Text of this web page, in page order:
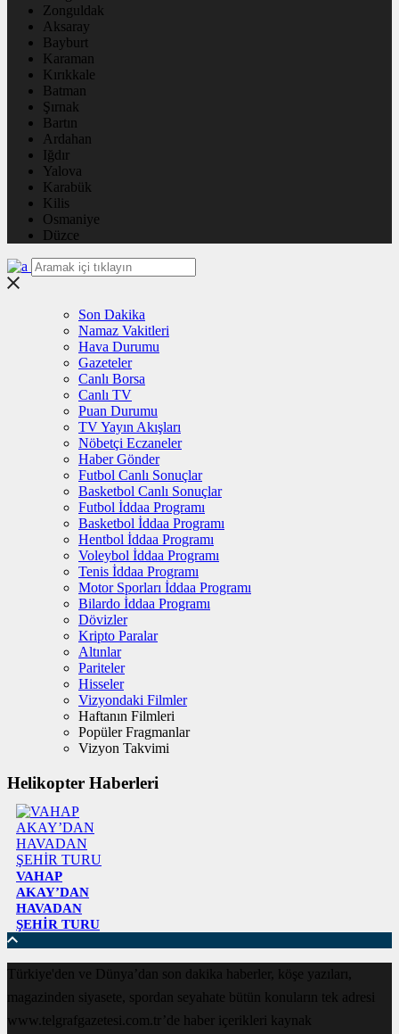
Zonguldak
Aksaray
Bayburt
Karaman
Kırıkkale
Batman
Şırnak
Bartın
Ardahan
Iğdır
Yalova
Karabük
Kilis
Osmaniye
Düzce
Son Dakika
Namaz Vakitleri
Hava Durumu
Gazeteler
Canlı Borsa
Canlı TV
Puan Durumu
TV Yayın Akışları
Nöbetçi Eczaneler
Haber Gönder
Futbol Canlı Sonuçlar
Basketbol Canlı Sonuçlar
Futbol İddaa Programı
Basketbol İddaa Programı
Hentbol İddaa Programı
Voleybol İddaa Programı
Tenis İddaa Programı
Motor Sporları İddaa Programı
Bilardo İddaa Programı
Dövizler
Kripto Paralar
Altınlar
Pariteler
Hisseler
Vizyondaki Filmler
Haftanın Filmleri
Popüler Fragmanlar
Vizyon Takvimi
Helikopter Haberleri
VAHAP
AKAY’DAN
HAVADAN
ŞEHİR TURU
Türkiye'den ve Dünya’dan son dakika haberler, köşe yazıları,
magazinden siyasete, spordan seyahate bütün konuların tek adresi
www.telgrafgazetesi.com.tr’de haber içerikleri kaynak